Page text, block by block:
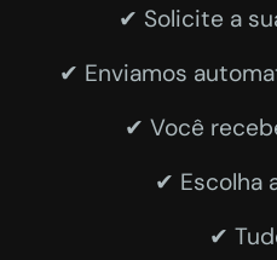
✔ Solicite a
✔ Enviamos
✔ Você
✔ Escolha
✔